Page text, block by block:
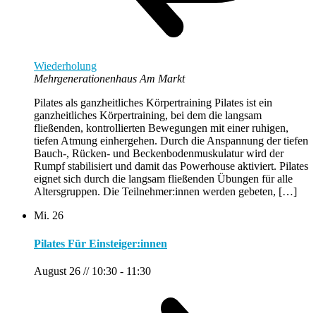
Wiederholung
Mehrgenerationenhaus Am Markt
Pilates als ganzheitliches Körpertraining Pilates ist ein
ganzheitliches Körpertraining, bei dem die langsam
fließenden, kontrollierten Bewegungen mit einer ruhigen,
tiefen Atmung einhergehen. Durch die Anspannung der tiefen
Bauch-, Rücken- und Beckenbodenmuskulatur wird der
Rumpf stabilisiert und damit das Powerhouse aktiviert. Pilates
eignet sich durch die langsam fließenden Übungen für alle
Altersgruppen. Die Teilnehmer:innen werden gebeten, […]
Mi. 26
Pilates Für Einsteiger:innen
August 26 // 10:30 - 11:30